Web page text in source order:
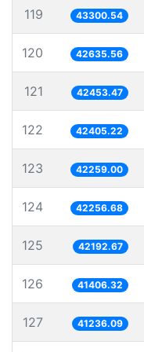
119 43300.54
120 42635.56
121 42453.47
122 42405.22
123 42259.00
124 42256.68
125 42192.67
126 41406.32
127 41236.09